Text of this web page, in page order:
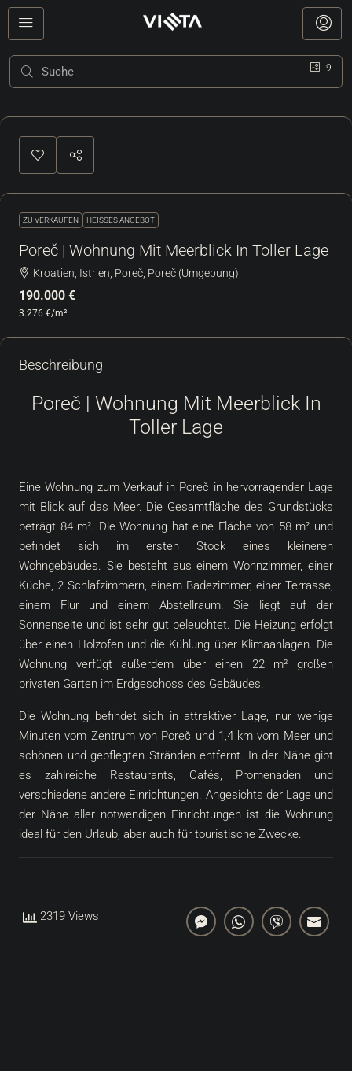
9
ZU VERKAUFEN HEISSES ANGEBOT
Poreč | Wohnung Mit Meerblick In Toller Lage
Kroatien, Istrien, Poreč, Poreč (Umgebung)
190.000 €
3.276 €/m²
Beschreibung
Poreč | Wohnung Mit Meerblick In
Toller Lage
Eine Wohnung zum Verkauf in Poreč in hervorragender Lage
mit Blick auf das Meer. Die Gesamtfläche des Grundstücks
beträgt 84 m². Die Wohnung hat eine Fläche von 58 m² und
befindet sich im ersten Stock eines kleineren
Wohngebäudes. Sie besteht aus einem Wohnzimmer, einer
Küche, 2 Schlafzimmern, einem Badezimmer, einer Terrasse,
einem Flur und einem Abstellraum. Sie liegt auf der
Sonnenseite und ist sehr gut beleuchtet. Die Heizung erfolgt
über einen Holzofen und die Kühlung über Klimaanlagen. Die
Wohnung verfügt außerdem über einen 22 m² großen
privaten Garten im Erdgeschoss des Gebäudes.
Die Wohnung befindet sich in attraktiver Lage, nur wenige
Minuten vom Zentrum von Poreč und 1,4 km vom Meer und
schönen und gepflegten Stränden entfernt. In der Nähe gibt
es zahlreiche Restaurants, Cafés, Promenaden und
verschiedene andere Einrichtungen. Angesichts der Lage und
der Nähe aller notwendigen Einrichtungen ist die Wohnung
ideal für den Urlaub, aber auch für touristische Zwecke.
2319 Views